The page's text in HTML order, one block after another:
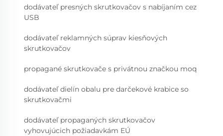
dodávateľ presných skrutkovačov s nabíjaním cez
USB
dodávateľ reklamných súprav kiesňových
skrutkovačov
propagané skrutkovače s privátnou značkou moq
dodávateľ dielín obalu pre darčekové krabice so
skrutkovačmi
dodávateľ propaganých skrutkovačov
vyhovujúcich požiadavkám EÚ